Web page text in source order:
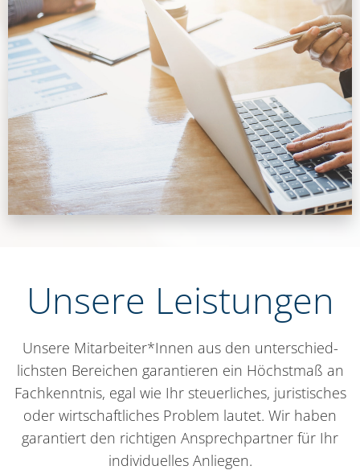
Unse­re Leis­tun­gen
Unse­re Mitarbeiter*Innen aus den unter­schied­
lichs­ten Berei­chen garan­tie­ren ein Höchst­maß an
Fach­kennt­nis, egal wie Ihr steu­er­li­ches, juris­ti­sches
oder wirt­schaft­li­ches Pro­blem lau­tet. Wir haben
garan­tiert den rich­ti­gen Ansprech­part­ner für Ihr
indi­vi­du­el­les Anlie­gen.